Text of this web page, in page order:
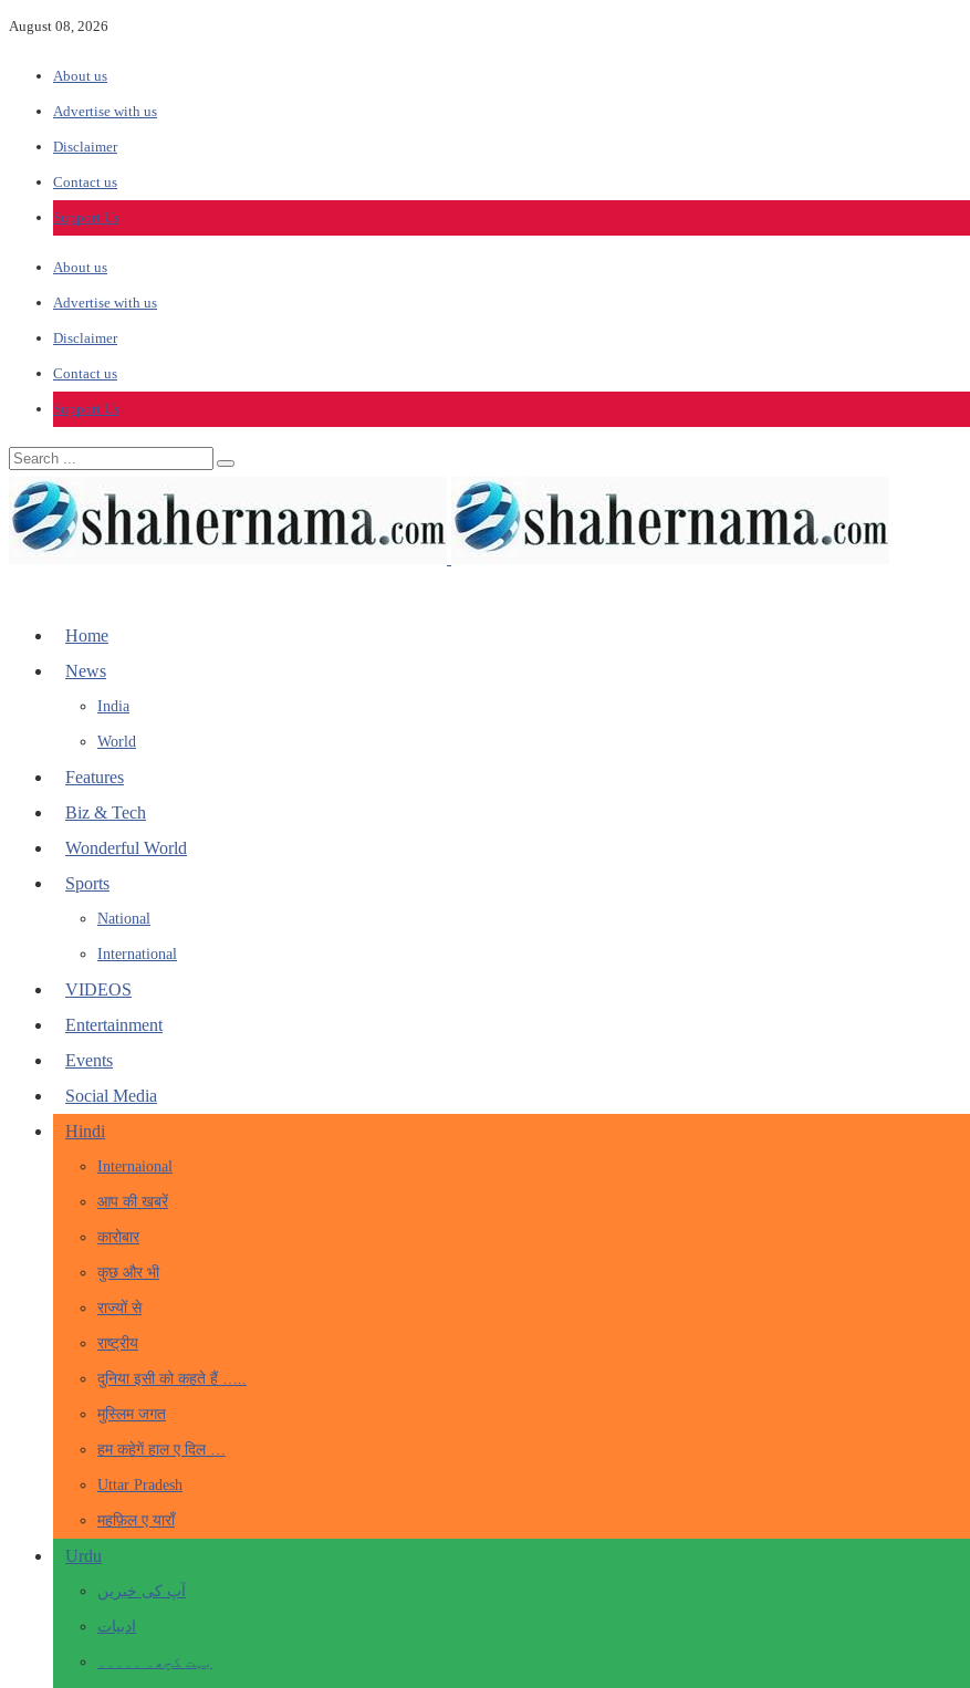
August 08, 2026
About us
Advertise with us
Disclaimer
Contact us
Support Us
About us
Advertise with us
Disclaimer
Contact us
Support Us
Home
News
India
World
Features
Biz & Tech
Wonderful World
Sports
National
International
VIDEOS
Entertainment
Events
Social Media
Hindi
Internaional
आप की खबरें
कारोबार
कुछ और भी
राज्यों से
राष्ट्रीय
दुनिया इसी को कहते हैं …..
मुस्लिम जगत
हम कहेगें हाल ए दिल …
Uttar Pradesh
महफ़िल ए याराँ
Urdu
آپ کی خبریں
ادبیات
بہت کچھ۔ ۔۔۔۔۔